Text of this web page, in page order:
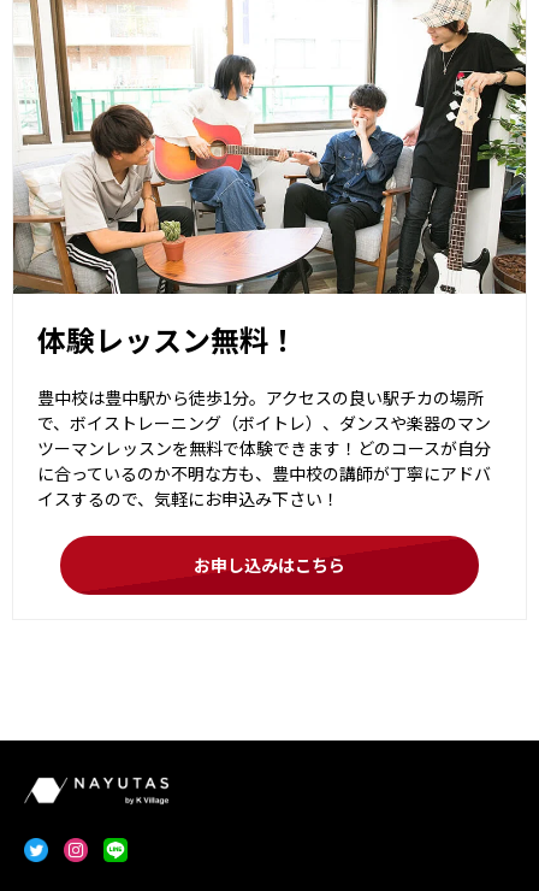
体験レッスン無料！
豊中校は豊中駅から徒歩1分。アクセスの良い駅チカの場所
で、ボイストレーニング（ボイトレ）、ダンスや楽器のマン
ツーマンレッスンを無料で体験できます！どのコースが自分
に合っているのか不明な方も、豊中校の講師が丁寧にアドバ
イスするので、気軽にお申込み下さい！
お申し込みはこちら